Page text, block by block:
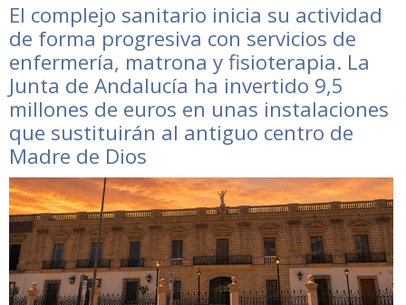
El complejo sanitario inicia su actividad
de forma progresiva con servicios de
enfermería, matrona y fisioterapia. La
Junta de Andalucía ha invertido 9,5
millones de euros en unas instalaciones
que sustituirán al antiguo centro de
Madre de Dios